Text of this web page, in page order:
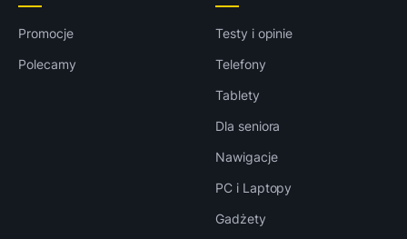
Promocje
Polecamy
Testy i opinie
Telefony
Tablety
Dla seniora
Nawigacje
PC i Laptopy
Gadżety